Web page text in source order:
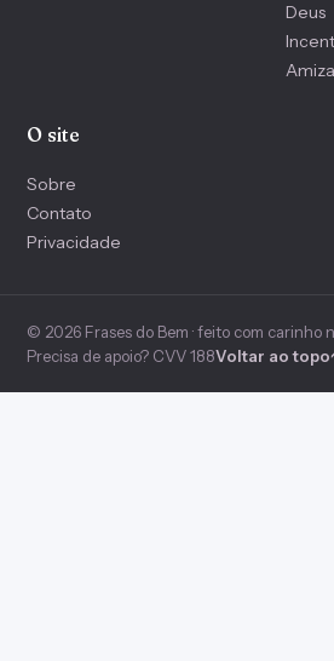
Deus
O site
Sobre
Contato
Privacidade
© 2026 Frases do Bem · feito com carinho
Precisa de apoio? CVV 188Voltar ao topo